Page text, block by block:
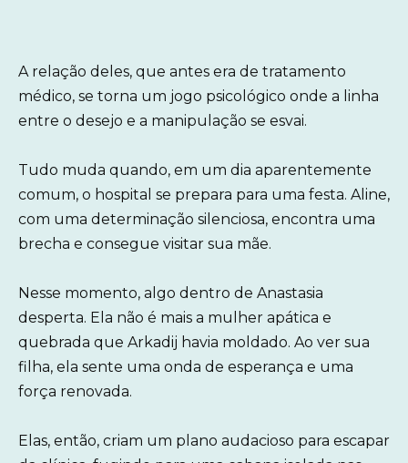
A relação deles, que antes era de tratamento
médico, se torna um jogo psicológico onde a linha
entre o desejo e a manipulação se esvai.
Tudo muda quando, em um dia aparentemente
comum, o hospital se prepara para uma festa. Aline,
com uma determinação silenciosa, encontra uma
brecha e consegue visitar sua mãe.
Nesse momento, algo dentro de Anastasia
desperta. Ela não é mais a mulher apática e
quebrada que Arkadij havia moldado. Ao ver sua
filha, ela sente uma onda de esperança e uma
força renovada.
Elas, então, criam um plano audacioso para escapar